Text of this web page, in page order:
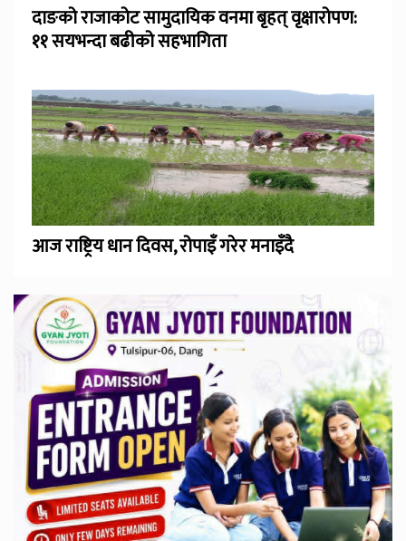
दाङको राजाकोट सामुदायिक वनमा बृहत् वृक्षारोपण:
११ सयभन्दा बढीको सहभागिता
आज राष्ट्रिय धान दिवस, रोपाइँ गरेर मनाइँदै